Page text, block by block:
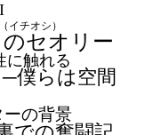
イチオシ）
セオリー
に触れる
僕らは空間
ーの背景